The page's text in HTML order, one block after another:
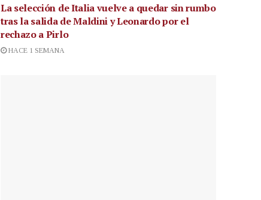
La selección de Italia vuelve a quedar sin rumbo
tras la salida de Maldini y Leonardo por el
rechazo a Pirlo
HACE 1 SEMANA